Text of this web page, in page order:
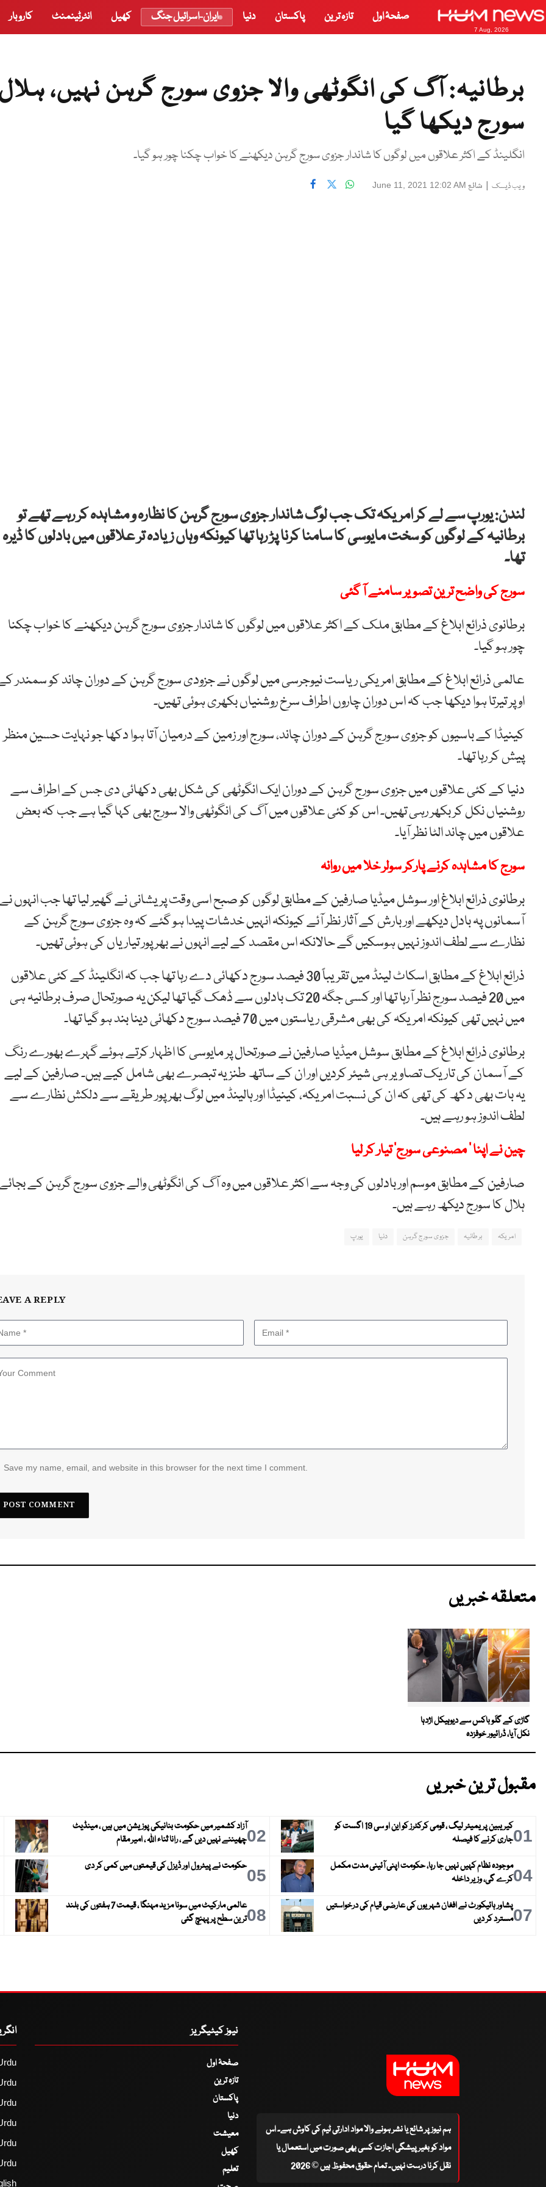
7 Aug, 2026
صفحۂ اول تازہ ترین پاکستان دنیا ایران-اسرائیل جنگ کھیل انٹرٹینمنٹ کاروبار
برطانیہ: آگ کی انگوٹھی والا جزوی سورج گرہن نہیں،
سورج دیکھا گیا
انگلینڈ کے اکثر علاقوں میں لوگوں کا شاندار جزوی سورج گرہن دیکھنے کا خواب چکنا چور ہو گیا۔
ویب ڈیسک | شائع June 11, 2021 12:02 AM
لندن: یورپ سے لے کر امریکہ تک جب لوگ شاندار جزوی سورج گرہن کا نظارہ و مشاہدہ کر رہے تھے تو
برطانیہ کے لوگوں کو سخت مایوسی کا سامنا کرنا پڑ رہا تھا کیونکہ وہاں زیادہ تر علاقوں میں بادلوں کا ڈیرہ
تھا۔
سورج کی واضح ترین تصویر سامنے آ گئی
برطانوی ذرائع ابلاغ کے مطابق ملک کے اکثر علاقوں میں لوگوں کا شاندار جزوی سورج گرہن دیکھنے کا خواب چکنا
چور ہو گیا۔
عالمی ذرائع ابلاغ کے مطابق امریکی ریاست نیوجرسی میں لوگوں نے جزودی سورج گرہن کے دوران چاند کو سمندر
اوپر تیرتا ہوا دیکھا جب کہ اس دوران چاروں اطراف سرخ روشنیاں بکھری ہوئی تھیں۔
کینیڈا کے باسیوں کو جزوی سورج گرہن کے دوران چاند، سورج اور زمین کے درمیان آتا ہوا دکھا جو نہایت حسین منظر
پیش کر رہا تھا۔
دنیا کے کئی علاقوں میں جزوی سورج گرہن کے دوران ایک انگوٹھی کی شکل بھی دکھائی دی جس کے اطراف سے
روشنیاں نکل کر بکھر رہی تھیں۔ اس کو کئی علاقوں میں آگ کی انگوٹھی والا سورج بھی کہا گیا ہے جب کہ بعض
علاقوں میں چاند الٹا نظر آیا۔
سورج کا مشاہدہ کرنے پارکر سولر خلا میں روانہ
برطانوی ذرائع ابلاغ اور سوشل میڈیا صارفین کے مطابق لوگوں کو صبح اسی وقت پریشانی نے گھیر لیا تھا جب انہوں نے
آسمانوں پہ بادل دیکھے اور بارش کے آثار نظر آئے کیونکہ انہیں خدشات پیدا ہو گئے کہ وہ جزوی سورج گرہن کے
نظارے سے لطف اندوز نہیں ہوسکیں گے حالانکہ اس مقصد کے لیے انہوں نے بھرپور تیاریاں کی ہوئی تھیں۔
ذرائع ابلاغ کے مطابق اسکاٹ لینڈ میں تقریباً 30 فیصد سورج دکھائی دے رہا تھا جب کہ انگلینڈ کے کئی علاقوں
میں 20 فیصد سورج نظر آرہا تھا اور کسی جگہ 20 تک بادلوں سے ڈھک گیا تھا لیکن یہ صورتحال صرف برطانیہ ہی
میں نہیں تھی کیونکہ امریکہ کی بھی مشرقی ریاستوں میں 70 فیصد سورج دکھائی دینا بند ہو گیا تھا۔
برطانوی ذرائع ابلاغ کے مطابق سوشل میڈیا صارفین نے صورتحال پر مایوسی کا اظہار کرتے ہوئے گہرے بھورے رنگ
کے آسمان کی تاریک تصاویر ہی شیئر کردیں اور ان کے ساتھ طنزیہ تبصرے بھی شامل کیے ہیں۔ صارفین کے لیے
یہ بات بھی دکھ کی تھی کہ ان کی نسبت امریکہ، کینیڈا اور ہالینڈ میں لوگ بھرپور طریقے سے دلکش نظارے سے
لطف اندوز ہو رہے ہیں۔
چین نے اپنا ’ مصنوعی سورج‘ تیار کر لیا
صارفین کے مطابق موسم اور بادلوں کی وجہ سے اکثر علاقوں میں وہ آگ کی انگوٹھی والے جزوی سورج گرہن کے
ہلال کا سورج دیکھ رہے ہیں۔
امریکہ برطانیہ جزوی سورج گرہن دنیا یورپ
A REPLY
Save my name, email, and website in this browser for the next time I comment.
متعلقہ خبریں
گاڑی کے گلَو باکس سے دیوہیکل اژدہا
نکل آیا، ڈرائیور خوفزدہ
مقبول ترین خبریں
01
کیریبین پریمیئر لیگ ، قومی کرکٹرز کو این او سی 19 اگست کو
جاری کرنے کا فیصلہ
02آزاد کشمیر میں حکومت بنانیکی پوزیشن میں ہیں ، مینڈیٹ
چھیننے نہیں دیں گے ، رانا ثناء اللہ ، امیر مقام
04موجودہ نظام کہیں نہیں جا رہا، حکومت اپنی آئینی مدت مکمل
کرے گی، وزیر داخلہ
05حکومت نے پیٹرول اور ڈیزل کی قیمتوں میں کمی کر دی
07پشاور ہائیکورٹ نے افغان شہریوں کی عارضی قیام کی درخواستیں
مسترد کر دیں
08
عالمی مارکیٹ میں سونا مزید مہنگا ، قیمت 7 ہفتوں کی بلند
ترین سطح پر پہنچ گئی
ہم نیوز پر شائع یا نشر ہونے والا مواد ادارتی ٹیم کی کاوش ہے۔ اس
مواد کو بغیر پیشگی اجازت کسی بھی صورت میں استعمال یا
نقل کرنا درست نہیں۔ تمام حقوق محفوظ ہیں © 2026
نیوز کیٹیگریز
صفحۂ اول
تازہ ترین
پاکستان
دنیا
معیشت
کھیل
تعلیم